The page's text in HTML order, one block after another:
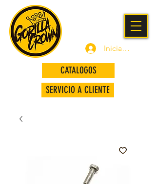
Iniciar sesión
SERVICIO A CLIENTE
CATALOGOS